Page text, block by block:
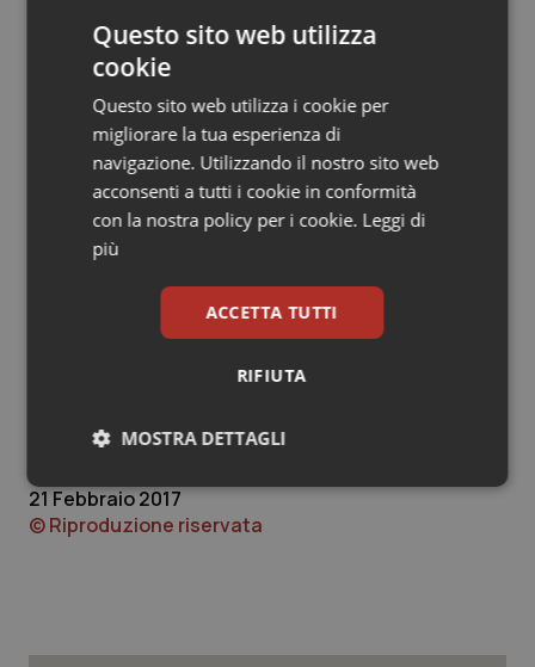
neolaureato. “Il rischio dei neolaureati è il burnout – ha
detto Schiavoni – per questo è molto importante la
formazione sui temi emotivi: se non si insegna ai
ragazzi come gestire le emozioni non li si mette in
condizione di lavorare serenamente”.
Si è parlato anche di contenzione, in relazione al
delicato equilibrio fra libertà personale e sicurezza dei
pazienti, riallacciandosi alla necessità di educare alla
“per gli anziani – ha dettoSchiavoni
– giocare come i
bambini è positivo. Si crea un clima di compensazione
soprattutto quando c’è una continuità. Gli anziani più
21 Febbraio 2017
© Riproduzione riservata
Questo sito web utilizza
cookie
Questo sito web utilizza i cookie per
migliorare la tua esperienza di
navigazione. Utilizzando il nostro sito web
acconsenti a tutti i cookie in conformità
con la nostra policy per i cookie. Leggi di
più
ACCETTA TUTTI
RIFIUTA
MOSTRA DETTAGLI
Necessari Statistici Marketing
Necessari Statistici Marketing